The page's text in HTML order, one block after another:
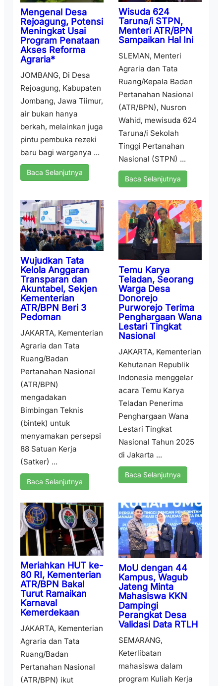
Mengenal Desa
Rejoagung, Potensi
Meningkat Usai
Program Penataan
Akses Reforma
Agraria*
JOMBANG, Di Desa
Rejoagung, Kabupaten
Jombang, Jawa Tiimur,
air bukan hanya
berkah, melainkan juga
pintu pembuka rezeki
baru bagi warganya ...
Baca Selanjutnya
Wisuda 624
Taruna/i STPN,
Menteri ATR/BPN
Sampaikan Hal Ini
SLEMAN, Menteri
Agraria dan Tata
Ruang/Kepala Badan
Pertanahan Nasional
(ATR/BPN), Nusron
Wahid, mewisuda 624
Taruna/i Sekolah
Tinggi Pertanahan
Nasional (STPN) ...
Baca Selanjutnya
Wujudkan Tata
Kelola Anggaran
Transparan dan
Akuntabel, Sekjen
Kementerian
ATR/BPN Beri 3
Pedoman
JAKARTA, Kementerian
Agraria dan Tata
Ruang/Badan
Pertanahan Nasional
(ATR/BPN)
mengadakan
Bimbingan Teknis
(bintek) untuk
menyamakan persepsi
88 Satuan Kerja
(Satker) ...
Baca Selanjutnya
Temu Karya
Teladan, Seorang
Warga Desa
Donorejo
Purworejo Terima
Penghargaan Wana
Lestari Tingkat
Nasional
JAKARTA, Kementerian
Kehutanan Republik
Indonesia menggelar
acara Temu Karya
Teladan Penerima
Penghargaan Wana
Lestari Tingkat
Nasional Tahun 2025
di Jakarta ...
Baca Selanjutnya
Meriahkan HUT ke-
80 RI, Kementerian
ATR/BPN Bakal
Turut Ramaikan
Karnaval
Kemerdekaan
JAKARTA, Kementerian
Agraria dan Tata
Ruang/Badan
Pertanahan Nasional
(ATR/BPN) ikut
MoU dengan 44
Kampus, Wagub
Jateng Minta
Mahasiswa KKN
Dampingi
Perangkat Desa
Validasi Data RTLH
SEMARANG,
Keterlibatan
mahasiswa dalam
program Kuliah Kerja